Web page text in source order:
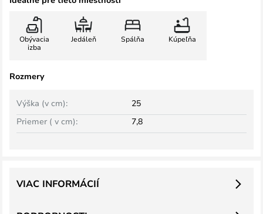
Obývacia
izba
Jedáleň Spálňa Kúpeľňa
Rozmery
Výška (v cm):
25
Priemer ( v cm):
7,8
VIAC INFORMÁCIÍ